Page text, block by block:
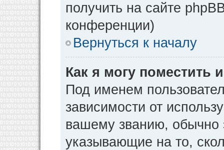
получить на сайте
конференции)
Вернуться к началу
Как я могу поместить
Под именем
зависимости от
вашему званию, обычно
указывающие на то,